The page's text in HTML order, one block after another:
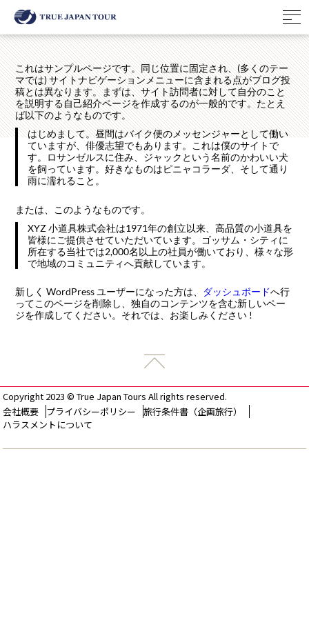
これはサンプルページです。同じ位置に固定され、(多くのテー
マでは) サイトナビゲーションメニューに含まれる点がブログ投
稿とは異なります。まずは、サイト訪問者に対して自分のこと
を説明する自己紹介ページを作成するのが一般的です。たとえ
ば以下のようなものです。
はじめまして。昼間はバイク便のメッセンジャーとして働い
ていますが、俳優志望でもあります。これは僕のサイトで
す。ロサンゼルスに住み、ジャックという名前のかわいい犬
を飼っています。好きなものはピニャコラーダ、そして通り
雨に濡れること。
または、このようなものです。
XYZ 小道具株式会社は1971年の創立以来、高品質の小道具を
皆様にご提供させていただいています。ゴッサム・シティに
所在する当社では2,000名以上の社員が働いており、様々な形
で地域のコミュニティへ貢献しています。
新しく WordPress ユーザーになった方は、 ダッシュボードへ行
ってこのページを削除し、独自のコンテンツを含む新しいペー
ジを作成してください。それでは、お楽しみください !
Copyright 2023 © True Japan Tours All rights reserved.
会社概要
プライバシーポリシー
旅行条件書（企画旅行）
ハラスメントについて